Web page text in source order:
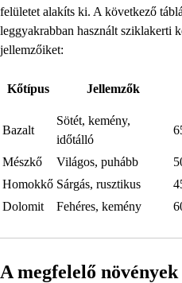
felületet alakíts ki. A következő
leggyakrabban használt sziklakerti
jellemzőiket:
Kőtípus Jellemzők
Bazalt
Sötét, kemény,
időtálló
Mészkő Világos, puhább
Homokkő Sárgás, rusztikus
Dolomit
Fehéres, kemény
A megfelelő